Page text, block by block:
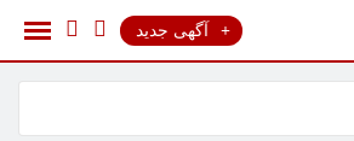
آگهی جدید